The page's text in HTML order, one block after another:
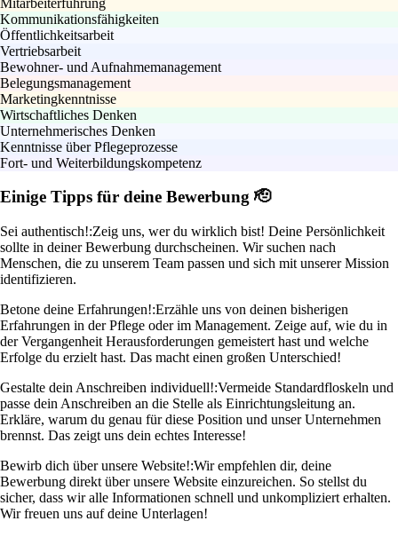
Kommunikationsfähigkeiten
Öffentlichkeitsarbeit
Vertriebsarbeit
Bewohner- und Aufnahmemanagement
Belegungsmanagement
Marketingkenntnisse
Wirtschaftliches Denken
Unternehmerisches Denken
Kenntnisse über Pflegeprozesse
Fort- und Weiterbildungskompetenz
Einige Tipps für deine Bewerbung 🫡
Sei authentisch!:Zeig uns, wer du wirklich bist! Deine Persönlichkeit
sollte in deiner Bewerbung durchscheinen. Wir suchen nach
Menschen, die zu unserem Team passen und sich mit unserer Mission
identifizieren.
Betone deine Erfahrungen!:Erzähle uns von deinen bisherigen
Erfahrungen in der Pflege oder im Management. Zeige auf, wie du in
der Vergangenheit Herausforderungen gemeistert hast und welche
Erfolge du erzielt hast. Das macht einen großen Unterschied!
Gestalte dein Anschreiben individuell!:Vermeide Standardfloskeln und
passe dein Anschreiben an die Stelle als Einrichtungsleitung an.
Erkläre, warum du genau für diese Position und unser Unternehmen
brennst. Das zeigt uns dein echtes Interesse!
Bewirb dich über unsere Website!:Wir empfehlen dir, deine
Bewerbung direkt über unsere Website einzureichen. So stellst du
sicher, dass wir alle Informationen schnell und unkompliziert erhalten.
Wir freuen uns auf deine Unterlagen!